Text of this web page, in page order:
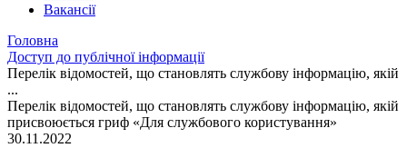
Вакансії
Головна
Доступ до публічної інформації
Перелік відомостей, що становлять службову інформацію, якій
...
Перелік відомостей, що становлять службову інформацію, якій
присвоюється гриф «Для службового користування»
30.11.2022